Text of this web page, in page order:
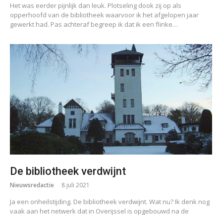
Het was eerder pijnlijk dan leuk. Plotseling dook zij op als
opperhoofd van de bibliotheek waarvoor ik het afgelopen jaar
gewerkt had. Pas achteraf begreep ik dat ik een flinke…
De bibliotheek verdwijnt
Nieuwsredactie 8 juli 2021
Ja een onheilstijding. De bibliotheek verdwijnt. Wat nu? Ik denk nog
vaak aan het netwerk dat in Overijssel is opgebouwd na de